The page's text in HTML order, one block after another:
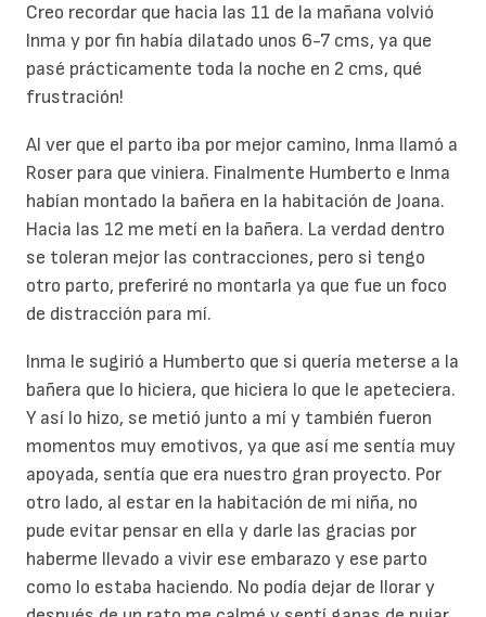
Creo recordar que hacia las 11 de la mañana volvió
Inma y por fin había dilatado unos 6-7 cms, ya que
pasé prácticamente toda la noche en 2 cms, qué
frustración!
Al ver que el parto iba por mejor camino, Inma llamó a
Roser para que viniera. Finalmente Humberto e Inma
habían montado la bañera en la habitación de Joana.
Hacia las 12 me metí en la bañera. La verdad dentro
se toleran mejor las contracciones, pero si tengo
otro parto, preferiré no montarla ya que fue un foco
de distracción para mí.
Inma le sugirió a Humberto que si quería meterse a la
bañera que lo hiciera, que hiciera lo que le apeteciera.
Y así lo hizo, se metió junto a mí y también fueron
momentos muy emotivos, ya que así me sentía muy
apoyada, sentía que era nuestro gran proyecto. Por
otro lado, al estar en la habitación de mi niña, no
pude evitar pensar en ella y darle las gracias por
haberme llevado a vivir ese embarazo y ese parto
como lo estaba haciendo. No podía dejar de llorar y